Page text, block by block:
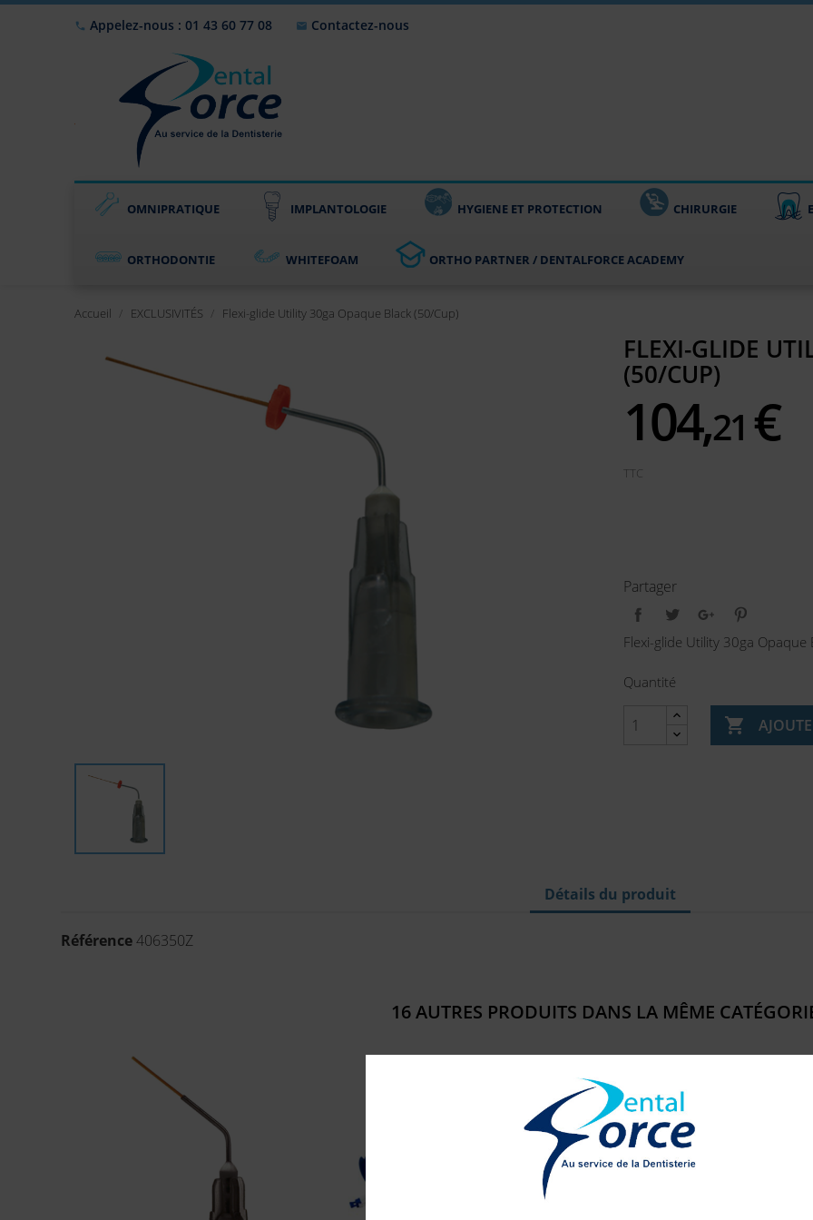
 Appelez-nous : 01 43 60 77 08  Contactez-nous
OMNIPRATIQUE IMPLANTOLOGIE HYGIENE ET PROTECTION CHIRURGIE
ORTHODONTIE WHITEFOAM ORTHO PARTNER / DENTALFORCE ACADEMY
Accueil EXCLUSIVITÉS Flexi-glide Utility 30ga Opaque Black (50/Cup)
FLEXI-GLIDE
(50/CUP)
104,21 €
TTC
Partager
Flexi-glide Utility 30ga Opaque
Quantité

Détails du produit
Référence406350Z
16 AUTRES PRODUITS DANS LA MÊME